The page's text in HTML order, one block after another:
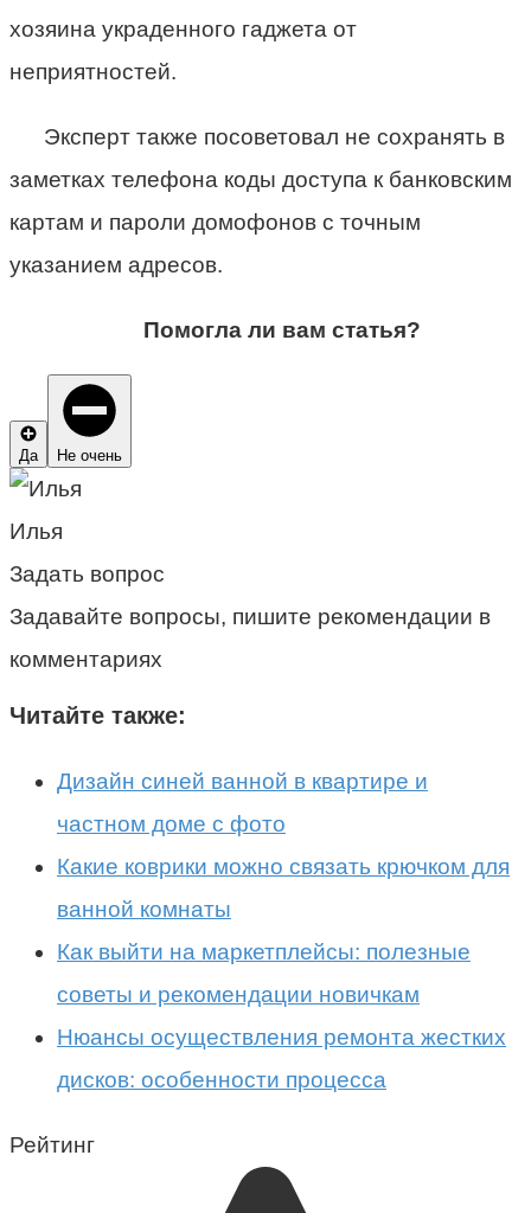
хозяина украденного гаджета от
неприятностей.
Эксперт также посоветовал не сохранять в
заметках телефона коды доступа к банковским
картам и пароли домофонов с точным
указанием адресов.
Помогла ли вам статья?
Да Не очень
Илья
Задать вопрос
Задавайте вопросы, пишите рекомендации в
комментариях
Читайте также:
Дизайн синей ванной в квартире и
частном доме с фото
Какие коврики можно связать крючком для
ванной комнаты
Как выйти на маркетплейсы: полезные
советы и рекомендации новичкам
Нюансы осуществления ремонта жестких
дисков: особенности процесса
Рейтинг